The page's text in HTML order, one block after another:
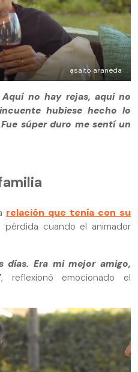
asalto araneda
no hay rejas, aquí no
hubiese hecho lo
súper duro me sentí un
relación que tenía con su
cuando el animador
días. Era mi mejor amigo,
, reflexionó emocionado el